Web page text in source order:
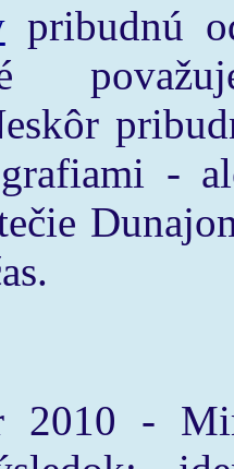
pribudnú
-
2010 -